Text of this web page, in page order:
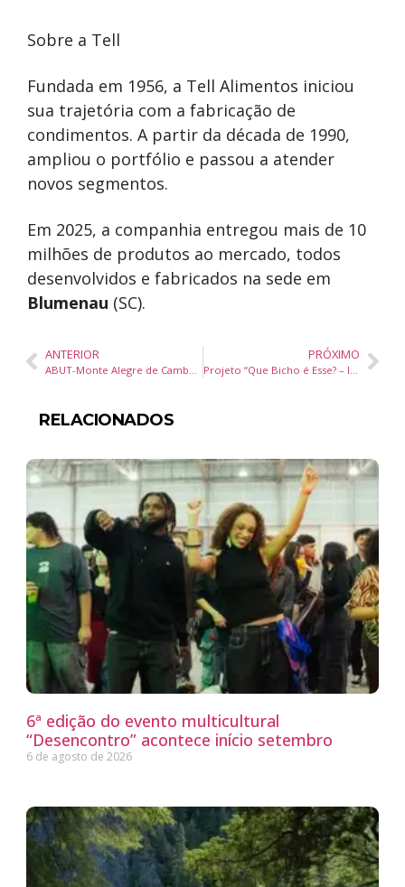
Sobre a Tell
Fundada em 1956, a Tell Alimentos iniciou
sua trajetória com a fabricação de
condimentos. A partir da década de 1990,
ampliou o portfólio e passou a atender
novos segmentos.
Em 2025, a companhia entregou mais de 10
milhões de produtos ao mercado, todos
desenvolvidos e fabricados na sede em
Blumenau (SC).
ANTERIOR PRÓXIMO
RELACIONADOS
6ª edição do evento multicultural
“Desencontro” acontece início setembro
6 de agosto de 2026